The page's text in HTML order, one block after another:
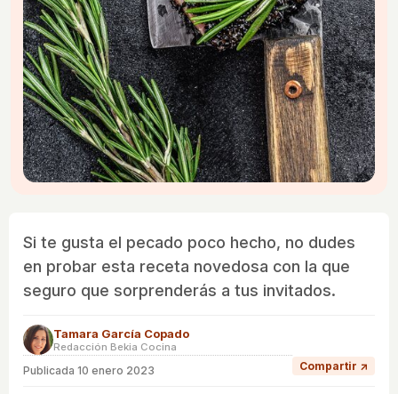
Si te gusta el pecado poco hecho, no dudes
en probar esta receta novedosa con la que
seguro que sorprenderás a tus invitados.
Tamara García Copado
Redacción Bekia Cocina
Publicada 10 enero 2023 Compartir ↗